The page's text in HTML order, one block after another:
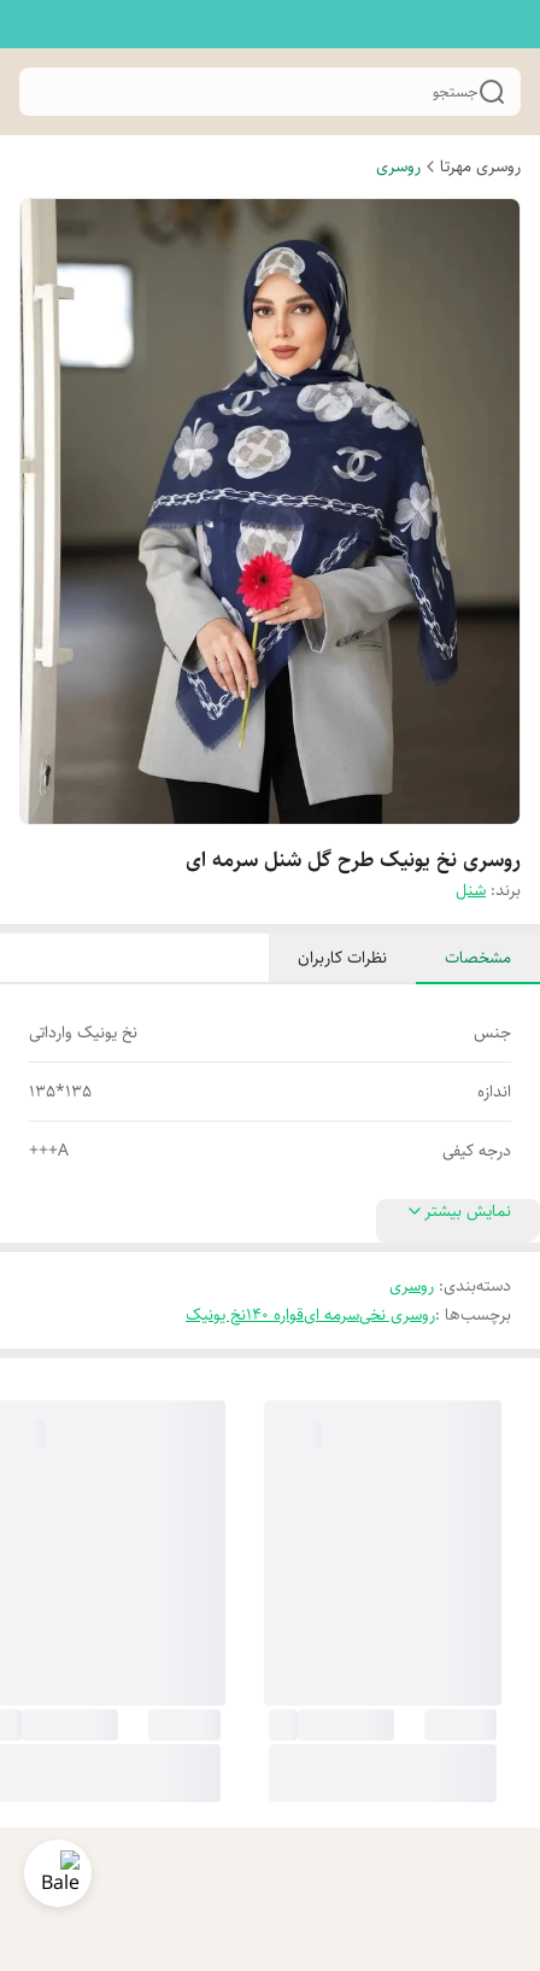
جستجو
روسری مهرتا روسری
روسری نخ یونیک طرح گل شنل سرمه ای
برند: شنل
مشخصات نظرات کاربران
جنس نخ یونیک وارداتی
اندازه 135*135
درجه کیفی A+++
نمایش بیشتر
دسته‌بندی: روسری
برچسب‌ها :روسری نخیسرمه ایقواره 140 نخ یونیک